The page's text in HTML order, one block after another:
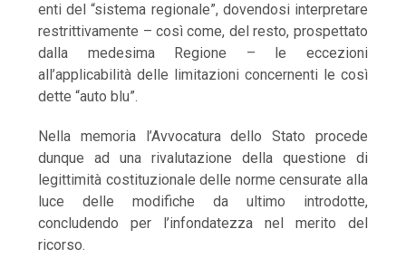
enti del “sistema regionale”, dovendosi interpretare
restrittivamente – così come, del resto, prospettato
dalla medesima Regione – le eccezioni
all’applicabilità delle limitazioni concernenti le così
dette “auto blu”.
Nella memoria l’Avvocatura dello Stato procede
dunque ad una rivalutazione della questione di
legittimità costituzionale delle norme censurate alla
luce delle modifiche da ultimo introdotte,
concludendo per l’infondatezza nel merito del
ricorso.